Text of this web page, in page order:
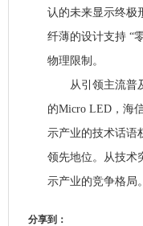
认的未来显示终极
纤薄的设计支持 “
物理限制。
从引领主流普及
的Micro LED，海
示产业的技术话语
领先地位。从技术
示产业的竞争格局。
分享到：